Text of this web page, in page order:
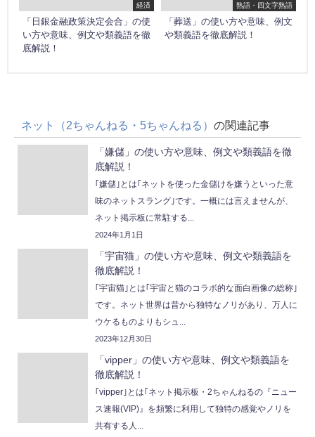
経済
「日銀金融政策決定会合」の使
い方や意味、例文や類義語を徹
底解説！
熟語・四文字熟語
「葬送」の使い方や意味、例文
や類義語を徹底解説！
ネット（2ちゃんねる・5ちゃんねる） の関連記事
「嫌儲」の使い方や意味、例文や類義語を徹
底解説！
｢嫌儲｣とは｢ネットを使った金儲けを嫌うといった意
味のネットスラング｣です。一概には言えませんが、
ネット掲示板に常駐する...
2024年1月1日
「宇宙猫」の使い方や意味、例文や類義語を
徹底解説！
｢宇宙猫｣とは｢宇宙と猫のコラボ的な面白画像の総称｣
です。ネット世界は昔から独特なノリがあり、万人に
ウケるものよりもシュ...
2023年12月30日
「vipper」の使い方や意味、例文や類義語を
徹底解説！
｢vipper｣とは｢ネット掲示板・2ちゃんねるの『ニュー
ス速報(VIP)』を頻繁に利用して独特の感覚やノリを
共有する人...